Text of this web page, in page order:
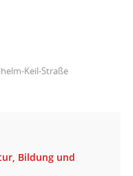
Keil-Straße
Bildung und